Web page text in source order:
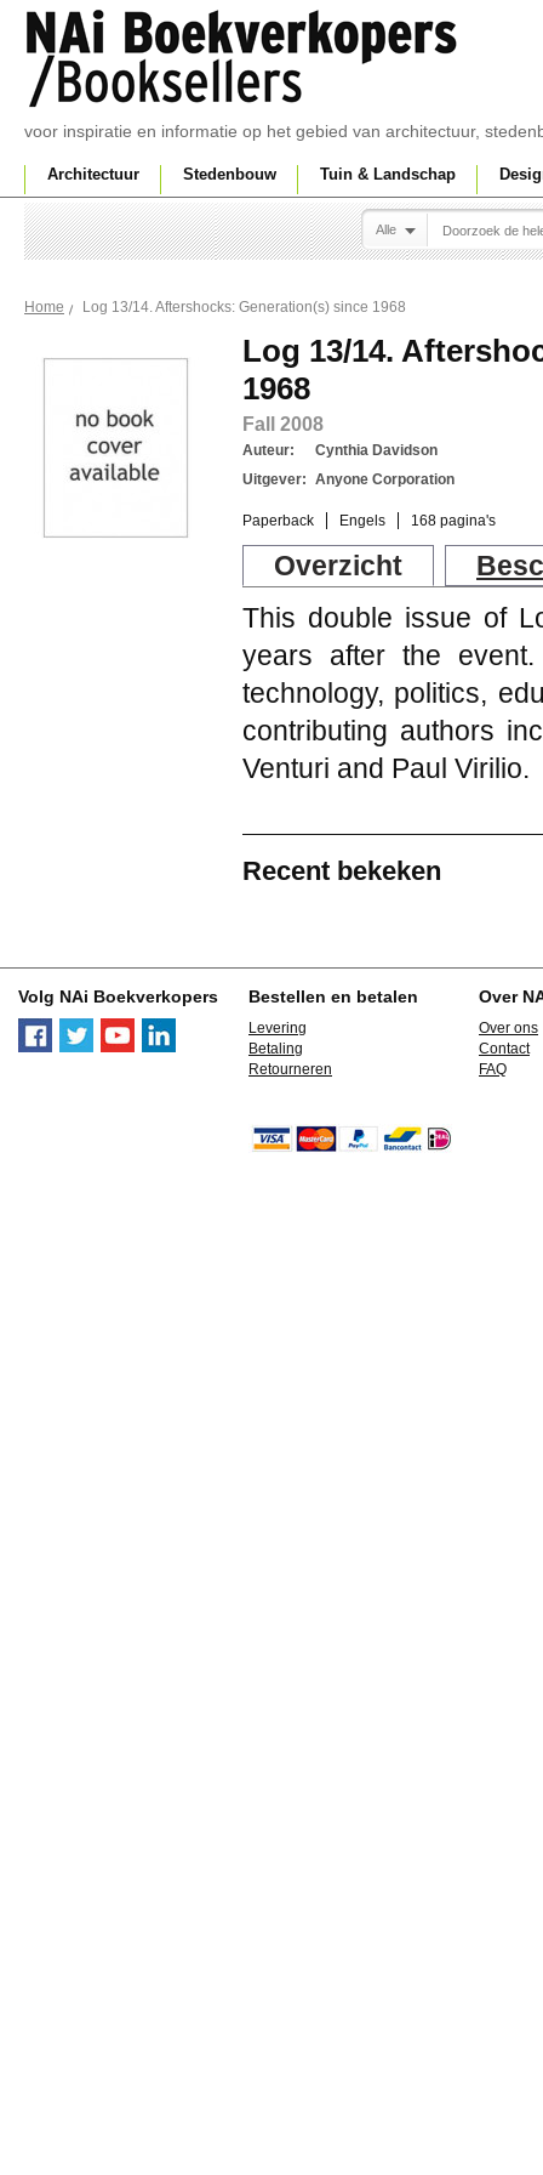
voor inspiratie en informatie op het gebied van architectuur,
Architectuur Stedenbouw Tuin & Landschap
Alle
Home Log 13/14. Aftershocks: Generation(s) since 1968
Log 13/14.
1968
Fall 2008
Auteur:
Cynthia Davidson
Uitgever: Anyone Corporation
Paperback Engels 168 pagina's
Overzicht
This double issue of
years after the
technology, politics,
contributing authors
Venturi and Paul Virilio.
Recent bekeken
Volg NAi Boekverkopers Bestellen en betalen
Levering
Betaling
Retourneren
Over
Over ons
Contact
FAQ